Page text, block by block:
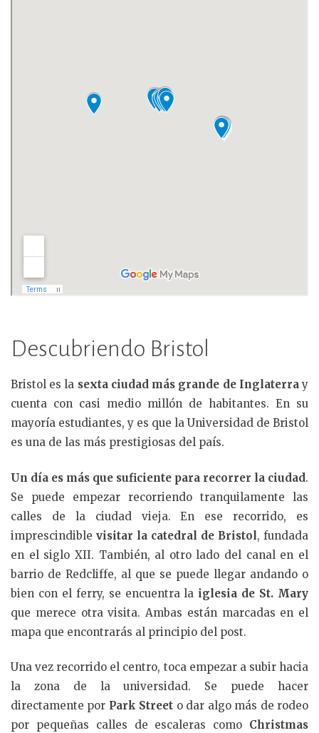
Descubriendo Bristol
Bristol es la sexta ciudad más grande de Inglaterray
cuenta con casi medio millón de habitantes. En su
mayoría estudiantes, y es que la Universidad de Bristol
es una de las más prestigiosas del país.
Un día es más que suficiente para recorrer la ciudad.
Se puede empezar recorriendo tranquilamente las
calles de la ciudad vieja. En ese recorrido, es
imprescindible visitar la catedral de Bristol , fundada
en el siglo XII. También, al otro lado del canal en el
barrio de Redcliffe, al que se puede llegar andando o
bien con el ferry, se encuentra la iglesia de St. Mary
que merece otra visita. Ambas están marcadas en el
mapa que encontrarás al principio del post.
Una vez recorrido el centro, toca empezar a subir hacia
la zona de la universidad. Se puede hacer
directamente por Park Street o dar algo más de rodeo
por pequeñas calles de escaleras como Christmas